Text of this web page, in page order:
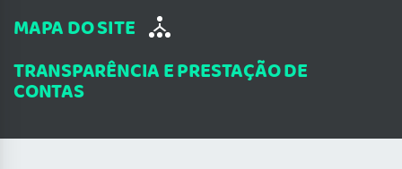
MAPA DO SITE
TRANSPARÊNCIA E PRESTAÇÃO DE
CONTAS